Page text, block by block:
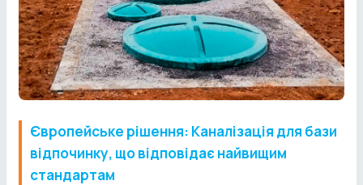
Європейське рішення: Каналізація для бази
відпочинку, що відповідає найвищим
стандартам